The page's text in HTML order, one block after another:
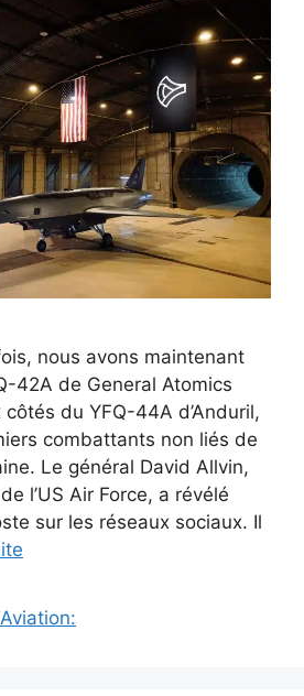
nous avons maintenant
42A de General Atomics
du YFQ-44A d’Anduril,
combattants non liés de
Le général David Allvin,
l’US Air Force, a révélé
sur les réseaux sociaux. Il